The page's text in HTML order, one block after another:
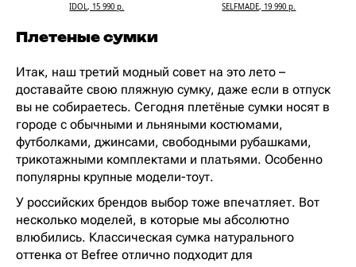
IDOL, 15 990 р. SELFMADE, 19 990 р.
Плетеные сумки
Итак, наш третий модный совет на это лето –
доставайте свою пляжную сумку, даже если в отпуск
вы не собираетесь. Сегодня плетёные сумки носят в
городе с обычными и льняными костюмами,
футболками, джинсами, свободными рубашками,
трикотажными комплектами и платьями. Особенно
популярны крупные модели-тоут.
У российских брендов выбор тоже впечатляет. Вот
несколько моделей, в которые мы абсолютно
влюбились. Классическая сумка натурального
оттенка от Befree отлично подходит для